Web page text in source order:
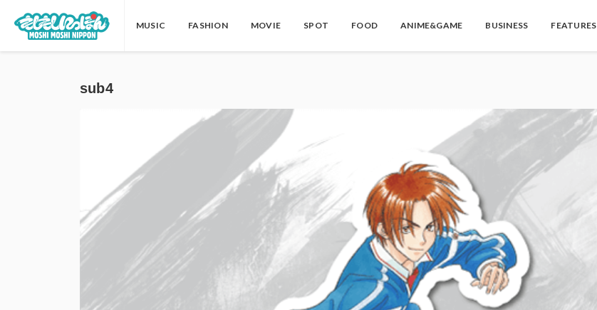
MUSIC FASHION MOVIE SPOT FOOD ANIME&GAME BUSINESS FEATURES
sub4